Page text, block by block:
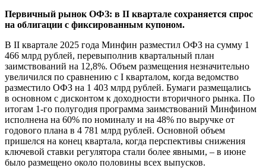
Первичный рынок ОФЗ: в II квартале сохраняется спрос
на облигации с фиксированным купоном.
В II квартале 2025 года Минфин разместил ОФЗ на сумму 1
466 млрд рублей, перевыполнив квартальный план
заимствований на 12,8%. Объем размещения незначительно
увеличился по сравнению с I кварталом, когда ведомство
разместило ОФЗ на 1 403 млрд рублей. Бумаги размещались
в основном с дисконтом к доходности вторичного рынка. По
итогам 1-го полугодия программа заимствований Минфином
исполнена на 60% по номиналу и на 48% по выручке от
годового плана в 4 781 млрд рублей. Основной объем
пришелся на конец квартала, когда перспективы снижения
ключевой ставки регулятора стали более явными, – в июне
было размещено около половины всех выпусков.